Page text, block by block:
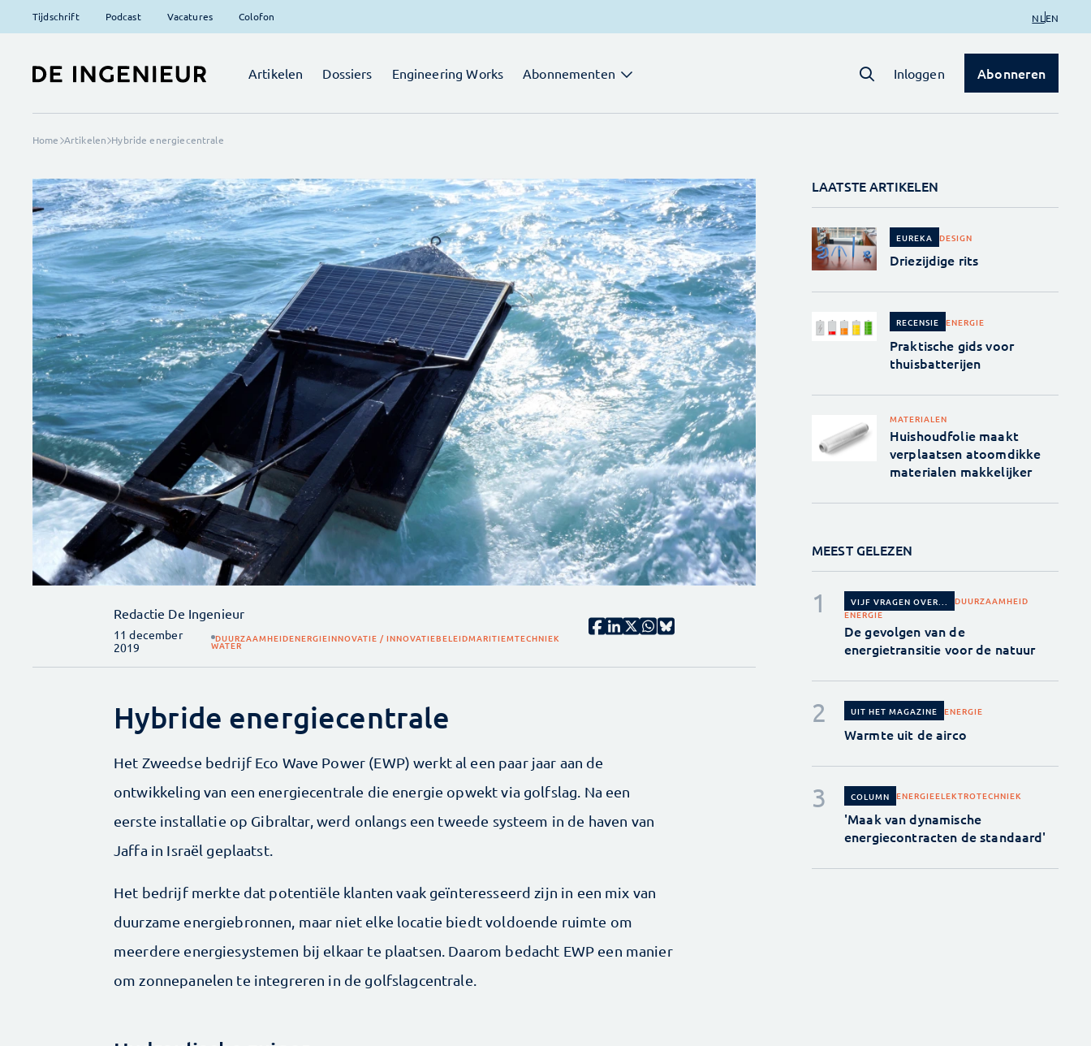
Tijdschrift Podcast Vacatures Colofon NL EN
Artikelen Dossiers Engineering Works Abonnementen Inloggen Abonneren
Home Artikelen Hybride energiecentrale
Redactie De Ingenieur
11 december
2019
DUURZAAMHEIDENERGIEINNOVATIE / INNOVATIEBELEIDMARITIEMTECHNIEK
WATER
Hybride energiecentrale
Het Zweedse bedrijf Eco Wave Power (EWP) werkt al een paar jaar aan de
ontwikkeling van een energiecentrale die energie opwekt via golfslag. Na een
eerste installatie op Gibraltar, werd onlangs een tweede systeem in de haven van
Jaffa in Israël geplaatst.
Het bedrijf merkte dat potentiële klanten vaak ­geïnteresseerd zijn in een mix van
duurzame energiebronnen, maar niet elke locatie biedt voldoende ruimte om
meerdere energie­systemen bij elkaar te plaatsen. Daarom bedacht EWP een manier
om zonnepanelen te integreren in de golf­slagcentrale.
LAATSTE ARTIKELEN
EUREKA DESIGN
Driezijdige rits
RECENSIE ENERGIE
Praktische gids voor
thuisbatterijen
MATERIALEN
Huishoudfolie maakt
verplaatsen atoomdikke
materialen makkelijker
MEEST GELEZEN
VIJF VRAGEN OVER...
DUURZAAMHEID
ENERGIE
De gevolgen van de
energietransitie voor de natuur
UIT HET MAGAZINE ENERGIE
Warmte uit de airco
COLUMN ENERGIEELEKTROTECHNIEK
'Maak van dynamische
energiecontracten de standaard'